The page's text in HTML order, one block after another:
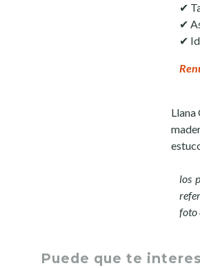
✔
✔
✔
Llana
los
foto
Puede que te